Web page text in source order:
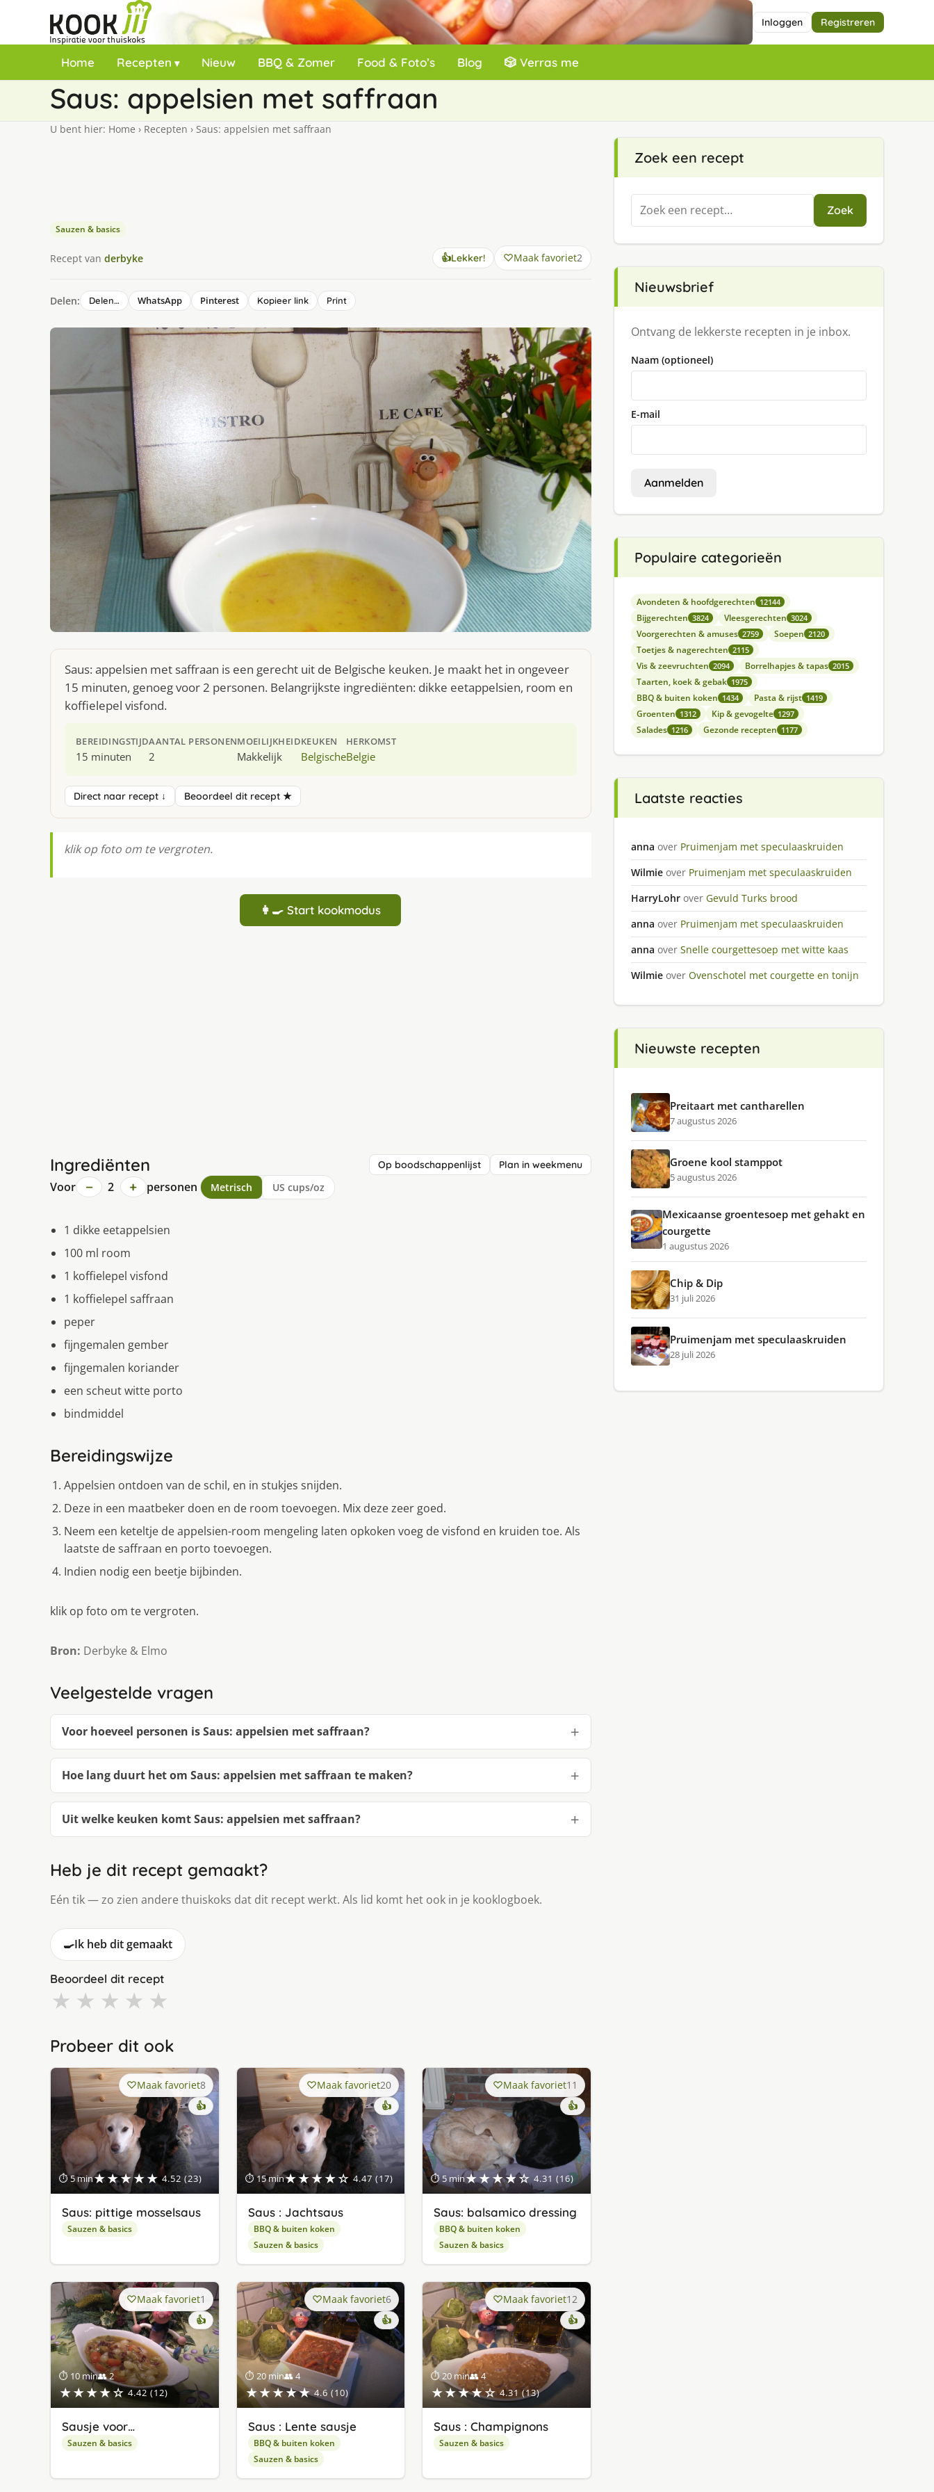
Inloggen Registreren
Home Recepten Nieuw BBQ & Zomer Food & Foto’s Blog 🎲 Verras me
Saus: appelsien met saffraan
U bent hier: Home › Recepten › Saus: appelsien met saffraan
Sauzen & basics
Recept van derbyke 👍Lekker! Maak favoriet2
Delen: Delen… WhatsApp Pinterest Kopieer link Print
Saus: appelsien met saffraan is een gerecht uit de Belgische keuken. Je maakt het in ongeveer
15 minuten, genoeg voor 2 personen. Belangrijkste ingrediënten: dikke eetappelsien, room en
koffielepel visfond.
BEREIDINGSTIJD
15 minuten
AANTAL PERSONEN
2
MOEILIJKHEID
Makkelijk
KEUKEN
Belgische
HERKOMST
Belgie
Direct naar recept ↓ Beoordeel dit recept ★
klik op foto om te vergroten.
👩‍🍳 Start kookmodus
Ingrediënten Op boodschappenlijst Plan in weekmenu
Voor − 2 + personen Metrisch US cups/oz
1 dikke eetappelsien
100 ml room
1 koffielepel visfond
1 koffielepel saffraan
peper
fijngemalen gember
fijngemalen koriander
een scheut witte porto
bindmiddel
Bereidingswijze
Appelsien ontdoen van de schil, en in stukjes snijden.
Deze in een maatbeker doen en de room toevoegen. Mix deze zeer goed.
Neem een keteltje de appelsien-room mengeling laten opkoken voeg de visfond en kruiden toe. Als
laatste de saffraan en porto toevoegen.
Indien nodig een beetje bijbinden.
klik op foto om te vergroten.
Bron: Derbyke & Elmo
Veelgestelde vragen
Voor hoeveel personen is Saus: appelsien met saffraan?
Hoe lang duurt het om Saus: appelsien met saffraan te maken?
Uit welke keuken komt Saus: appelsien met saffraan?
Heb je dit recept gemaakt?
Eén tik — zo zien andere thuiskoks dat dit recept werkt. Als lid komt het ook in je kooklogboek.
🍳Ik heb dit gemaakt
Beoordeel dit recept
★ ★ ★ ★ ★
Probeer dit ook
⏱ 5 min★★★★★ 4.52 (23)
Maak favoriet8
👍
Saus: pittige mosselsaus
Sauzen & basics
⏱ 15 min★★★★☆ 4.47 (17)
Maak favoriet20
👍
Saus : Jachtsaus
BBQ & buiten koken
Sauzen & basics
⏱ 5 min★★★★☆ 4.31 (16)
Maak favoriet11
👍
Saus: balsamico dressing
BBQ & buiten koken
Sauzen & basics
⏱ 10 min👥 2
★★★★☆ 4.42 (12)
Maak favoriet1
👍
Sausje voor…
Sauzen & basics
⏱ 20 min👥 4
★★★★★ 4.6 (10)
Maak favoriet6
👍
Saus : Lente sausje
BBQ & buiten koken
Sauzen & basics
⏱ 20 min👥 4
★★★★☆ 4.31 (13)
Maak favoriet12
👍
Saus : Champignons
Sauzen & basics
Zoek een recept
Zoeken
naar:
Zoek
Nieuwsbrief
Ontvang de lekkerste recepten in je inbox.
Naam (optioneel)
E-mail
Aanmelden
Populaire categorieën
Avondeten & hoofdgerechten 12144
Bijgerechten 3824 Vleesgerechten 3024
Voorgerechten & amuses 2759 Soepen 2120
Toetjes & nagerechten 2115
Vis & zeevruchten 2094 Borrelhapjes & tapas 2015
Taarten, koek & gebak 1975
BBQ & buiten koken 1434 Pasta & rijst 1419
Groenten 1312 Kip & gevogelte 1297
Salades 1216 Gezonde recepten 1177
Laatste reacties
anna over Pruimenjam met speculaaskruiden
Wilmie over Pruimenjam met speculaaskruiden
HarryLohr over Gevuld Turks brood
anna over Pruimenjam met speculaaskruiden
anna over Snelle courgettesoep met witte kaas
Wilmie over Ovenschotel met courgette en tonijn
Nieuwste recepten
Preitaart met cantharellen
7 augustus 2026
Groene kool stamppot
5 augustus 2026
Mexicaanse groentesoep met gehakt en
courgette
1 augustus 2026
Chip & Dip
31 juli 2026
Pruimenjam met speculaaskruiden
28 juli 2026